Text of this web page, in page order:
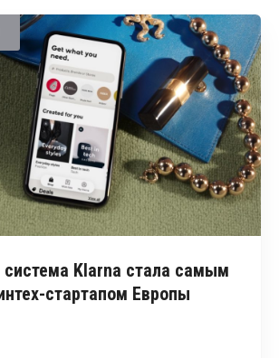
Klarna стала самым
стартапом Европы